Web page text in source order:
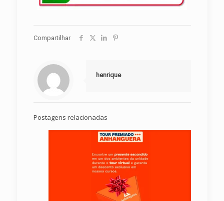
Compartilhar
henrique
Postagens relacionadas